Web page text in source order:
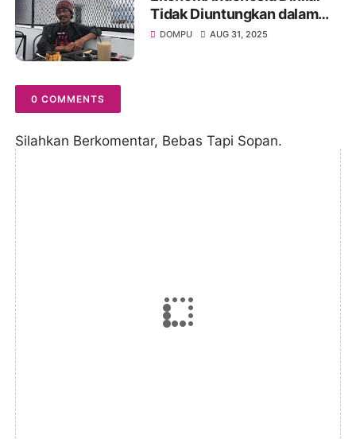
Tidak Diuntungkan dalam
Perjanjian dengan Amerika,
DOMPU AUG 31, 2025
0 COMMENTS
Silahkan Berkomentar, Bebas Tapi Sopan.